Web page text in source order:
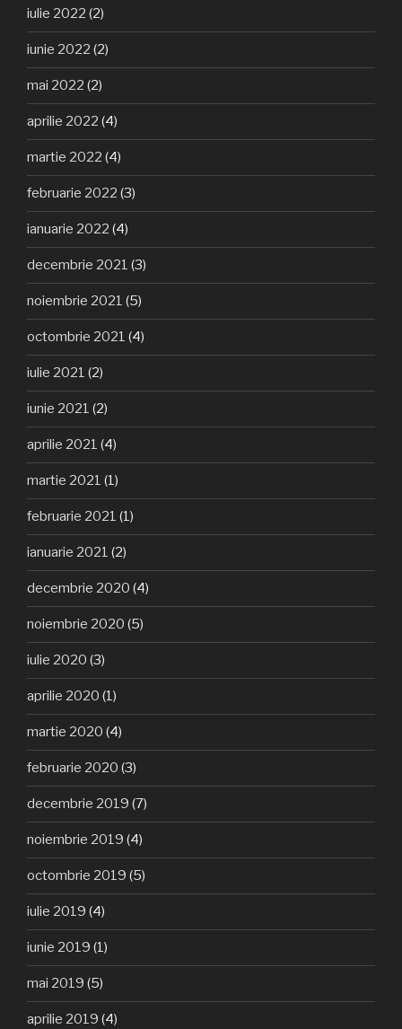
iulie 2022 (2)
iunie 2022 (2)
mai 2022 (2)
aprilie 2022 (4)
martie 2022 (4)
februarie 2022 (3)
ianuarie 2022 (4)
decembrie 2021 (3)
noiembrie 2021 (5)
octombrie 2021 (4)
iulie 2021 (2)
iunie 2021 (2)
aprilie 2021 (4)
martie 2021 (1)
februarie 2021 (1)
ianuarie 2021 (2)
decembrie 2020 (4)
noiembrie 2020 (5)
iulie 2020 (3)
aprilie 2020 (1)
martie 2020 (4)
februarie 2020 (3)
decembrie 2019 (7)
noiembrie 2019 (4)
octombrie 2019 (5)
iulie 2019 (4)
iunie 2019 (1)
mai 2019 (5)
aprilie 2019 (4)